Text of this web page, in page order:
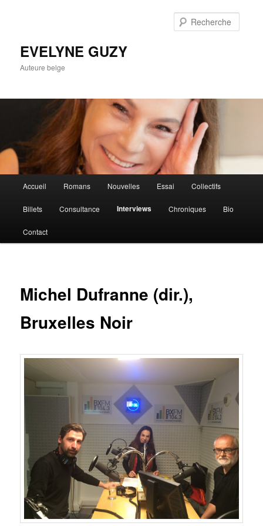
EVELYNE GUZY
Auteure belge
principal
Accueil Romans Nouvelles Essai Collectifs
Billets Consultance Interviews Chroniques Bio
Contact
Michel Dufranne (dir.),
Bruxelles Noir